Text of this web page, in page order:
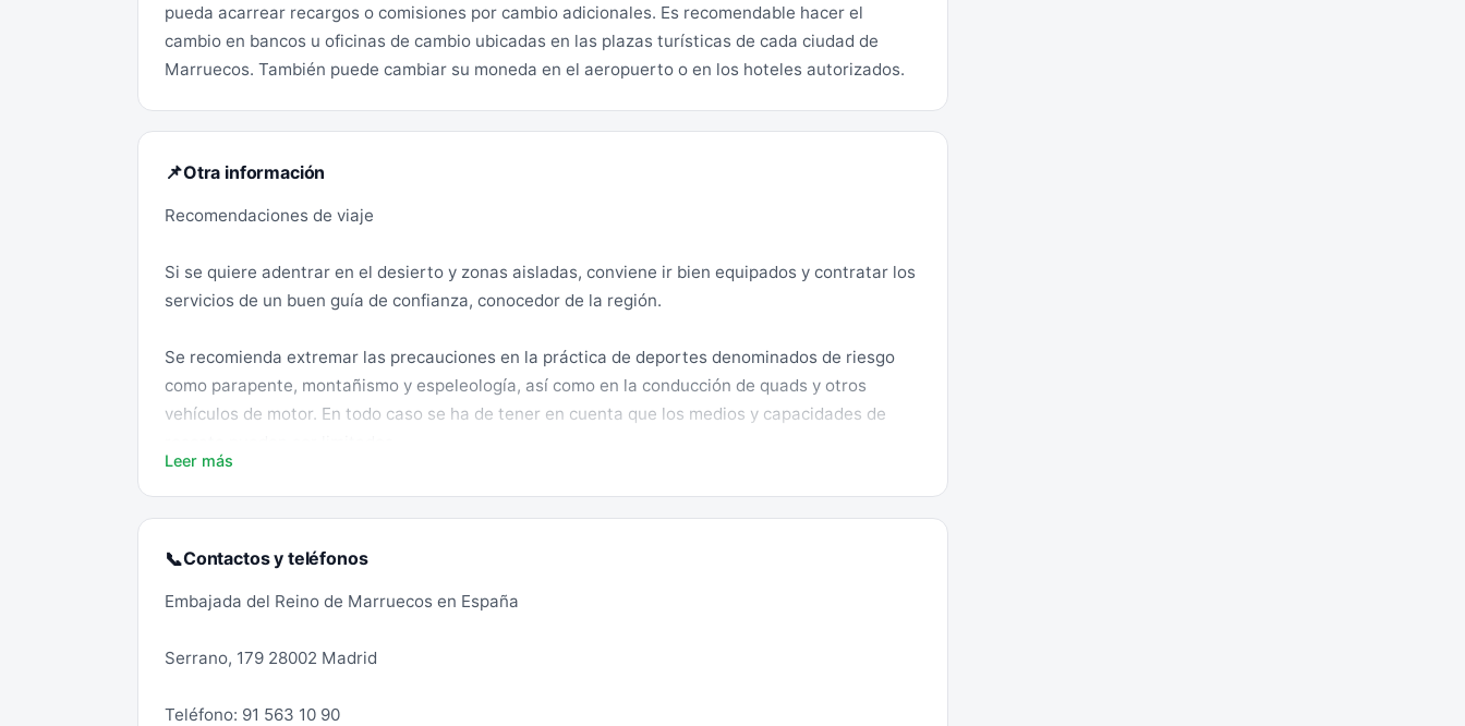
pueda acarrear recargos o comisiones por cambio adicionales. Es recomendable hacer el
cambio en bancos u oficinas de cambio ubicadas en las plazas turísticas de cada ciudad de
Marruecos. También puede cambiar su moneda en el aeropuerto o en los hoteles autorizados.
📌Otra información
Recomendaciones de viaje
Si se quiere adentrar en el desierto y zonas aisladas, conviene ir bien equipados y contratar los
servicios de un buen guía de confianza, conocedor de la región.
Se recomienda extremar las precauciones en la práctica de deportes denominados de riesgo
como parapente, montañismo y espeleología, así como en la conducción de quads y otros
vehículos de motor. En todo caso se ha de tener en cuenta que los medios y capacidades de
Si se desea viajar a Marruecos con un animal de compañía, se recomienda consultar la
animales-de-compania)
No se puede entrar en Marruecos con ningún tipo de arma (salvo que se haya adquirido un
adquirida en el país.
Leer más
📞Contactos y teléfonos
Embajada del Reino de Marruecos en España
Serrano, 179 28002 Madrid
Teléfono: 91 563 10 90